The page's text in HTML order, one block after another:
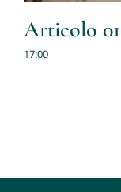
Articolo 01
17:00